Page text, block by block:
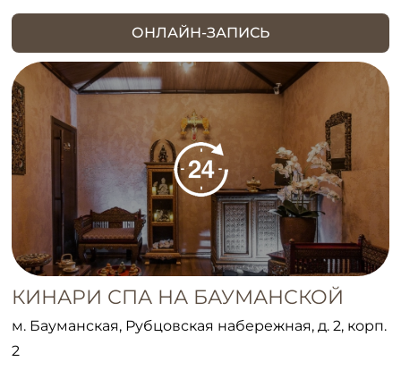
ОНЛАЙН-ЗАПИСЬ
КИНАРИ СПА НА БАУМАНСКОЙ
м. Бауманская, Рубцовская набережная, д. 2, корп.
2